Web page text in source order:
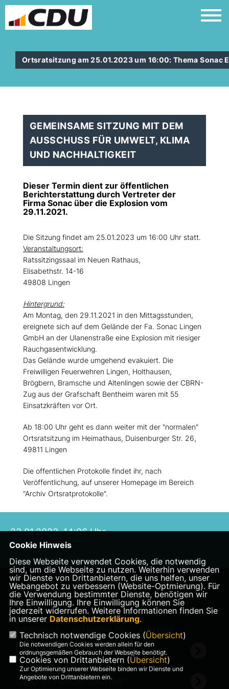
Ortsratsitzung am 25.01.2023 um 16:00: Thema Sonac
GEMEINSAME SITZUNG MIT DEM
AUSSCHUSS FÜR UMWELT, KLIMA
UND NACHHALTIGKEIT
Dieser Termin dient zur öffentlichen
Berichterstattung durch Vertreter der
Firma Sonac über die Explosion vom
29.11.2021.
Die Sitzung findet am 25.01.2023 um 16:00 Uhr statt.
Veranstaltungsort:
Ratssitzingssaal im Neuen Rathaus,
Elisabethstr. 14-16
49808 Lingen
Hintergrund:
Am Montag, den 29.11.2021 in den Mittagsstunden,
ereignete sich auf dem Gelände der Fa. Sonac Lingen
GmbH an der Ulanenstraße eine Explosion mit riesiger
Rauchgasentwicklung.
Das Gelände wurde umgehend evakuiert. Die
Freiwilligen Feuerwehren Lingen, Holthausen,
Brögbern, Bramsche und Altenlingen sowie der CBRN-
Zug aus der Grafschaft Bentheim waren mit 55
Einsatzkräften vor Ort.
Ab 18:00 Uhr geht es dann weiter mit der "normalen"
Ortsratsitzung im Heimathaus, Duisenburger Str. 26,
49811 Lingen
Die offentlichen Protokolle findet ihr, nach
Veröffentlichung, auf unserer Homepage im Bereich
"Archiv Ortsratprotokolle".
23.01.2023, 14:06 Uhr
IMPRESSUM KONTAKT
CDU Kreisverband Lingen
CDU in Niedersachsen
Cookie Hinweis
Diese Webseite verwendet Cookies, die notwendig
sind, um die Webseite zu nutzen. Weiterhin verwenden
wir Dienste von Drittanbietern, die uns helfen, unser
Webangebot zu verbessern (Website-Optmierung). Für
die Verwendung bestimmter Dienste, benötigen wir
Ihre Einwilligung. Ihre Einwilligung können Sie
jederzeit widerrufen. Weitere Informationen finden Sie
in unserer Datenschutzerklärung.
Technisch notwendige Cookies (Übersicht)
Die notwendigen Cookies werden allein für den
ordnungsgemäßen Gebrauch der Webseite benötigt.
Cookies von Drittanbietern (Übersicht)
Zur Optimierung unserer Webseite binden wir Dienste und
Angebote von Drittanbietern ein.